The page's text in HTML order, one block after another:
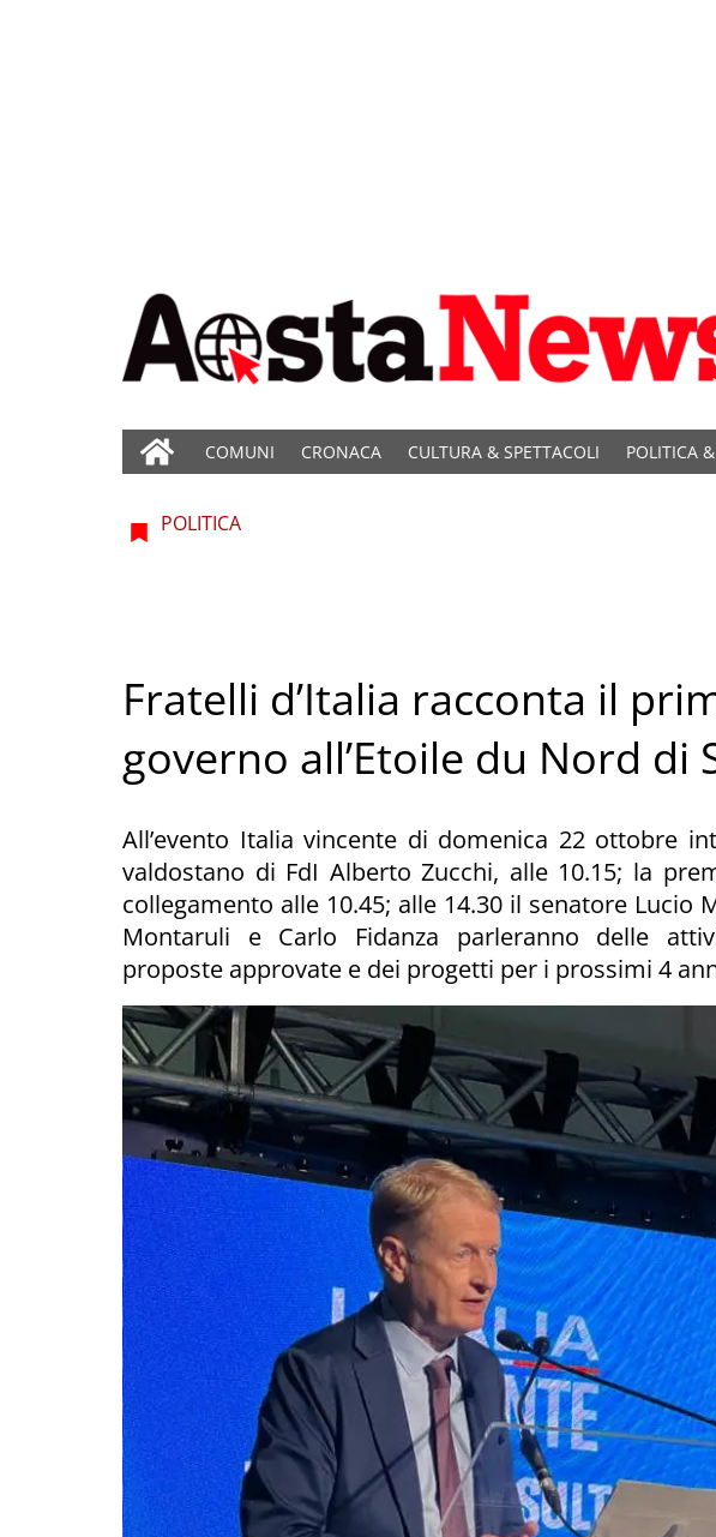
COMUNI CRONACA CULTURA & SPETTACOLI POLITICA
POLITICA
Fratelli d’Italia racconta il
governo all’Etoile du Nord di
All’evento Italia vincente di domenica 22 ottobre
valdostano di FdI Alberto Zucchi, alle 10.15; la
collegamento alle 10.45; alle 14.30 il senatore Lucio
Montaruli e Carlo Fidanza parleranno delle
proposte approvate e dei progetti per i prossimi 4